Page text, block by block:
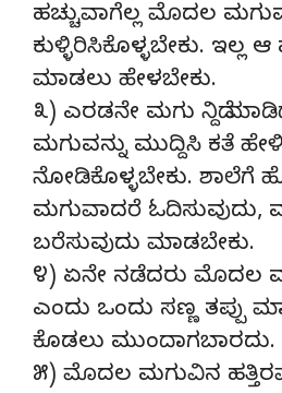
ಹಚ್ಚುವಾಗೆಲ್ಲ ಮೊದಲ
ಕುಳ್ಳಿರಿಸಿಕೊಳ್ಳಬೇಕು. ಇಲ್ಲ
ಮಾಡಲು ಹೇಳಬೇಕು.
೩) ಎರಡನೇ ಮಗು ನಿದ್ದೆ
ಮಗುವನ್ನು ಮುದ್ದಿಸಿ ಕತೆ
ನೋಡಿಕೊಳ್ಳಬೇಕು. ಶಾಲೆಗೆ
ಮಗುವಾದರೆ ಓದಿಸುವುದು,
ಬರೆಸುವುದು ಮಾಡಬೇಕು.
೪) ಏನೇ ನಡೆದರು ಮೊದಲ
ಎಂದು ಒಂದು ಸಣ್ಣ ತಪ್ಪು
ಕೊಡಲು ಮುಂದಾಗಬಾರದು.
೫) ಮೊದಲ ಮಗುವಿನ